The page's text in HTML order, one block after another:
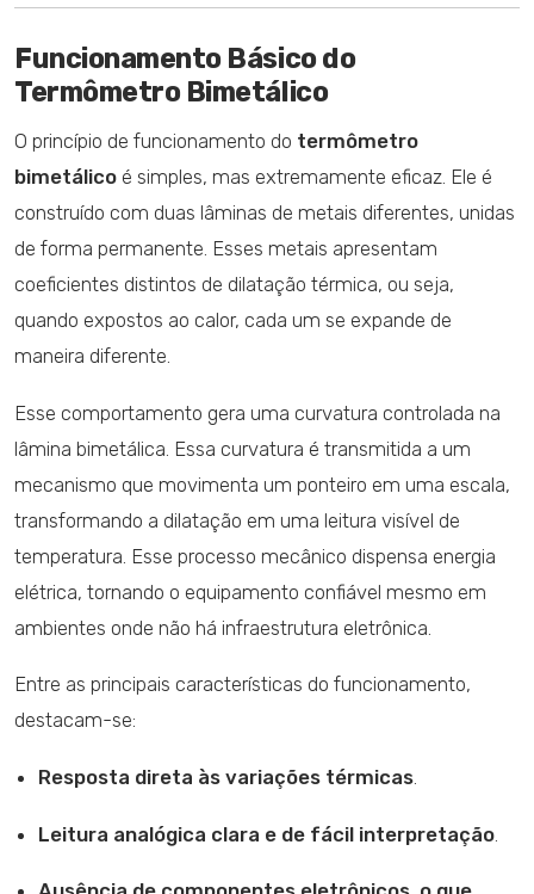
Funcionamento Básico do
Termômetro Bimetálico
O princípio de funcionamento do termômetro
bimetálico é simples, mas extremamente eficaz. Ele é
construído com duas lâminas de metais diferentes, unidas
de forma permanente. Esses metais apresentam
coeficientes distintos de dilatação térmica, ou seja,
quando expostos ao calor, cada um se expande de
maneira diferente.
Esse comportamento gera uma curvatura controlada na
lâmina bimetálica. Essa curvatura é transmitida a um
mecanismo que movimenta um ponteiro em uma escala,
transformando a dilatação em uma leitura visível de
temperatura. Esse processo mecânico dispensa energia
elétrica, tornando o equipamento confiável mesmo em
ambientes onde não há infraestrutura eletrônica.
Entre as principais características do funcionamento,
destacam-se:
Resposta direta às variações térmicas.
Leitura analógica clara e de fácil interpretação